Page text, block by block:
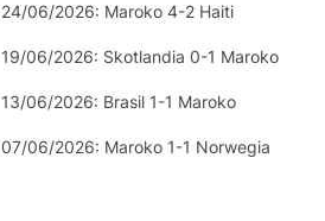
24/06/2026: Maroko 4-2 Haiti
19/06/2026: Skotlandia 0-1 Maroko
13/06/2026: Brasil 1-1 Maroko
07/06/2026: Maroko 1-1 Norwegia